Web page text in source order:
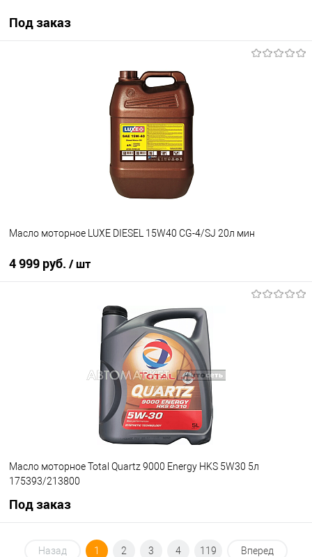
Под заказ
Недоступно
Масло моторное LUXE DIESEL 15W40 CG-4/SJ 20л мин
4 999 руб. / шт
В наличии
Масло моторное Total Quartz 9000 Energy HKS 5W30 5л
175393/213800
Под заказ
Под заказ
Назад 1 2 3 4 119 Вперед